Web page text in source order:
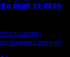
άκρη σε άκρη